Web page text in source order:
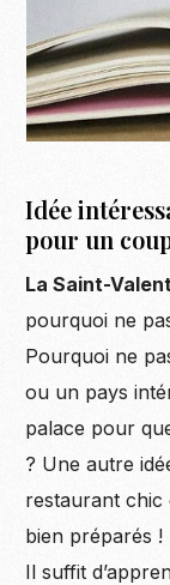
Idée
pour un
La Saint-
pourquoi ne
Pourquoi ne
ou un pays
palace pour
? Une autre
restaurant chic
bien préparés !
Il suffit